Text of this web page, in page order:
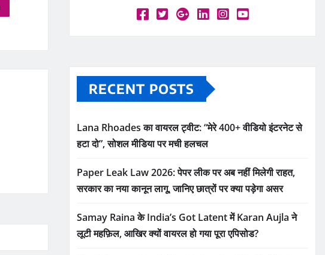
RECENT POSTS
Lana Rhoades का वायरल ट्वीट: “मेरे 400+ वीडियो इंटरनेट से
हटा दो”, सोशल मीडिया पर मची हलचल
Paper Leak Law 2026: पेपर लीक पर अब नहीं मिलेगी राहत,
सरकार का नया कानून लागू, जानिए छात्रों पर क्या पड़ेगा असर
Samay Raina के India’s Got Latent में Karan Aujla ने
लूटी महफ़िल, आखिर क्यों वायरल हो गया पूरा एपिसोड?